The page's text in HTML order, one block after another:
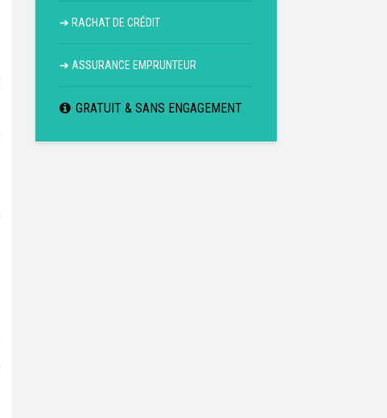
➔ RACHAT DE CRÉDIT
➔ ASSURANCE EMPRUNTEUR
GRATUIT & SANS ENGAGEMENT